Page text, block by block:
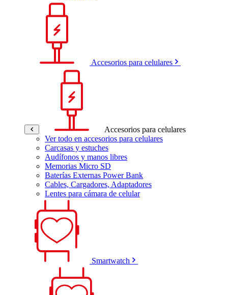
Accesorios para celulares
Accesorios para celulares
Ver todo en accesorios para celulares
Carcasas y estuches
Audífonos y manos libres
Memorias Micro SD
Baterías Externas Power Bank
Cables, Cargadores, Adaptadores
Lentes para cámara de celular
Smartwatch